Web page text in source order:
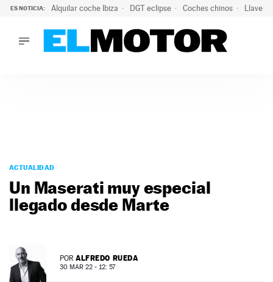
ES NOTICIA: Alquilar coche Ibiza DGT eclipse Coches chinos Llaves
PODCAST
MOTOS
TECNOLOGÍA
SUPERCOCHES
PREMIOS
SERVICIOS
ACTUALIDAD
Un Maserati muy especial
llegado desde Marte
POR ALFREDO RUEDA
30 MAR 22 - 12: 57